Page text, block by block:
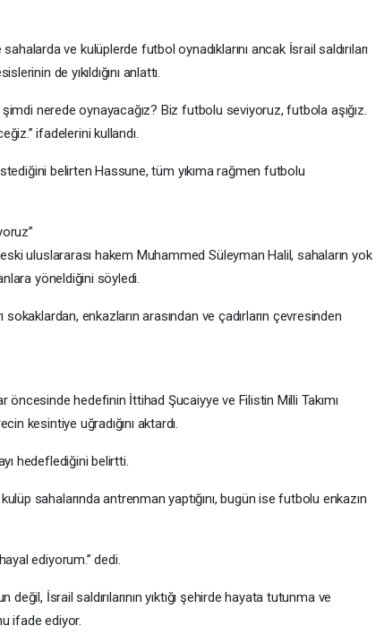
ve kulüplerde futbol oynadıklarını ancak İsrail saldırıları
de yıkıldığını anlattı.
şimdi nerede oynayacağız? Biz futbolu seviyoruz, futbola aşığız.
ifadelerini kullandı.
belirten Hassune, tüm yıkıma rağmen futbolu
uluslararası hakem Muhammed Süleyman Halil, sahaların yok
yöneldiğini söyledi.
enkazların arasından ve çadırların çevresinden
öncesinde hedefinin İttihad Şucaiyye ve Filistin Milli Takımı
kesintiye uğradığını aktardı.
hedeflediğini belirtti.
sahalarında antrenman yaptığını, bugün ise futbolu enkazın
ediyorum.” dedi.
İsrail saldırılarının yıktığı şehirde hayata tutunma ve
ifade ediyor.